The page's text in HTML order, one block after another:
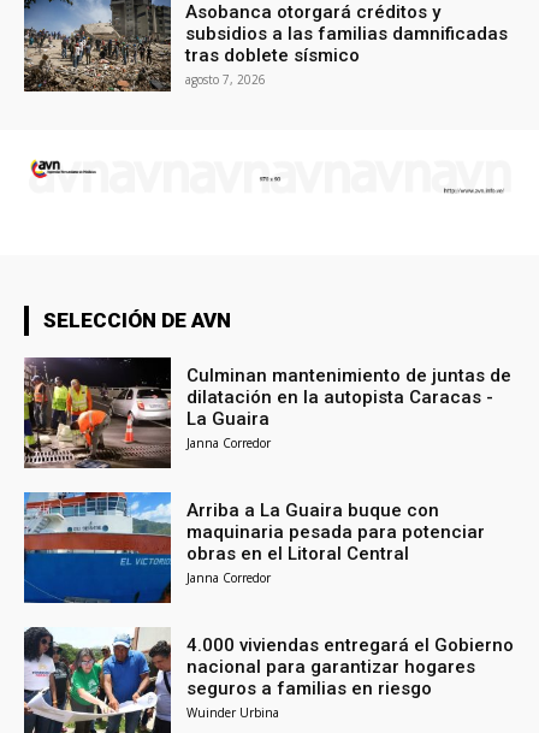
Asobanca otorgará créditos y
subsidios a las familias damnificadas
tras doblete sísmico
agosto 7, 2026
SELECCIÓN DE AVN
Culminan mantenimiento de juntas de
dilatación en la autopista Caracas -
La Guaira
Janna Corredor
Arriba a La Guaira buque con
maquinaria pesada para potenciar
obras en el Litoral Central
Janna Corredor
4.000 viviendas entregará el Gobierno
nacional para garantizar hogares
seguros a familias en riesgo
Wuinder Urbina